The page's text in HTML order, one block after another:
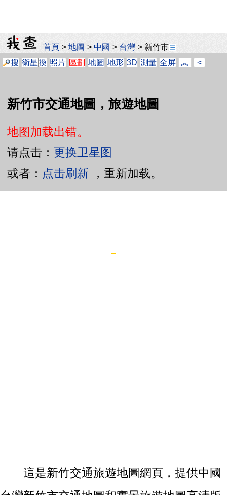
首頁 >地圖 >中國 > 台灣 > 新竹市
搜 衛星換 照片 區劃 地圖 地形 3D 測量 全屏 ︽ <
新竹市交通地圖，旅遊地圖
地图加载出错。
请点击： 更换卫星图
或者： 点击刷新 ，重新加载。
這是新竹交通旅遊地圖網頁，提供中國